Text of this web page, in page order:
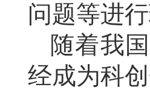
问题等进
随着我
经成为科